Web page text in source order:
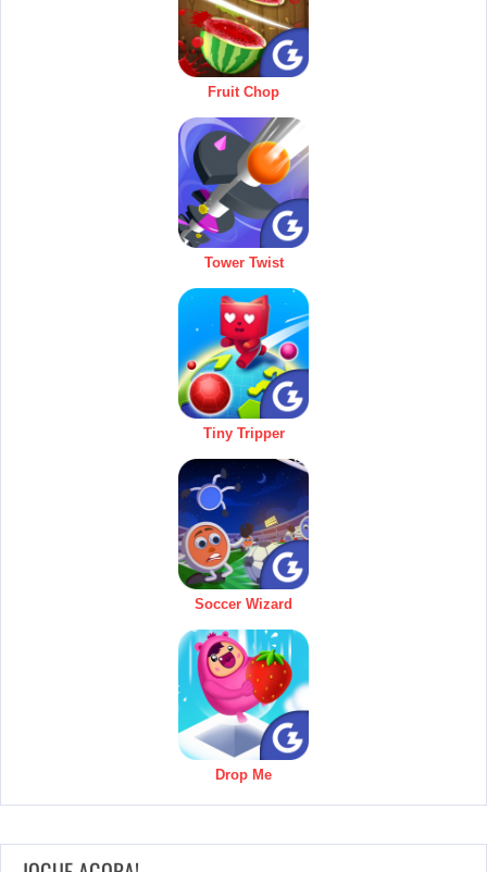
Fruit Chop
Tower Twist
Tiny Tripper
Soccer Wizard
Drop Me